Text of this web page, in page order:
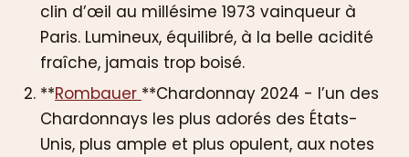
clin d’œil au millésime 1973 vainqueur à
Paris. Lumineux, équilibré, à la belle acidité
fraîche, jamais trop boisé.
**Rombauer **Chardonnay 2024 - l’un des
Chardonnays les plus adorés des États-
Unis, plus ample et plus opulent, aux notes